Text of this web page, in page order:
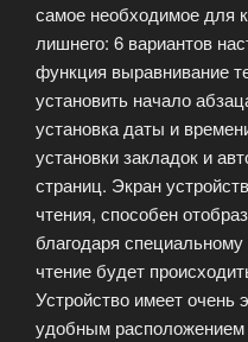
самое необходимое для
лишнего: 6 вариантов
функция выравнивание
установить начало
установка даты и
установки закладок и
страниц. Экран
чтения, способен
благодаря
чтение будет
Устройство имеет очень
удобным расположением